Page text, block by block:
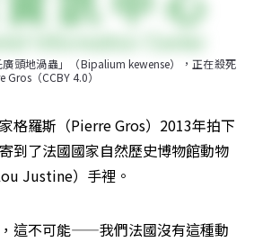
頭地渦蟲」（Bipalium kewense），正在殺死
（CCBY 4.0）
格羅斯（Pierre Gros）2013年拍下
到了法國國家自然歷史博物館動物
Justine）手裡。
，這不可能——我們法國沒有這種動